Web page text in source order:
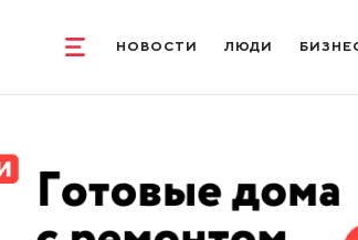
НОВОСТИ ЛЮДИ